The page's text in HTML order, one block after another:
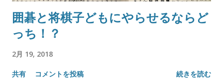
囲碁と将棋子どもにやらせるならど
っち！？
2月 19, 2018
共有 コメントを投稿 続きを読む